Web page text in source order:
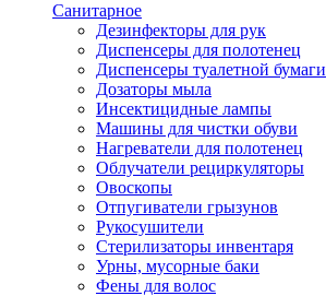
Санитарное
Дезинфекторы для рук
Диспенсеры для полотенец
Диспенсеры туалетной бумаги
Дозаторы мыла
Инсектицидные лампы
Машины для чистки обуви
Нагреватели для полотенец
Облучатели рециркуляторы
Овоскопы
Отпугиватели грызунов
Рукосушители
Стерилизаторы инвентаря
Урны, мусорные баки
Фены для волос